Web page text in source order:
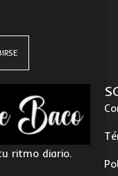
ritmo diario.